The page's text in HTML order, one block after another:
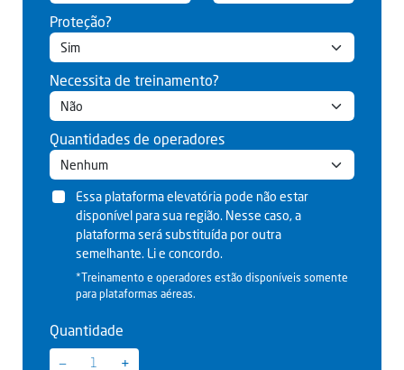
Proteção?
Necessita de treinamento?
Quantidades de operadores
Essa plataforma elevatória pode não estar
disponível para sua região. Nesse caso, a
plataforma será substituída por outra
semelhante. Li e concordo.
*Treinamento e operadores estão disponíveis somente
para plataformas aéreas.
Quantidade
−
+